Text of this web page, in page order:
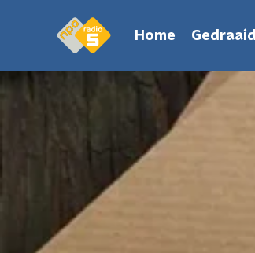
Home Gedraaid